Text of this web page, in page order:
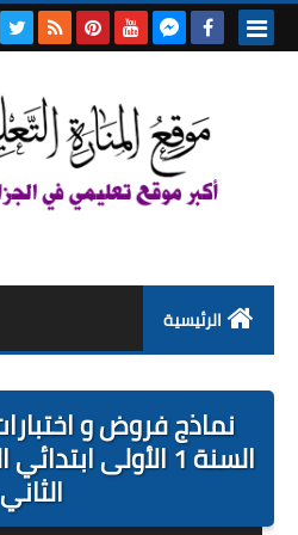
الرئيسية
نماذج فروض و
السنة 1 الأولى
الثاني